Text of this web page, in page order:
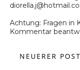
Achtung: Fragen in
Kommentar
NEUERER POST